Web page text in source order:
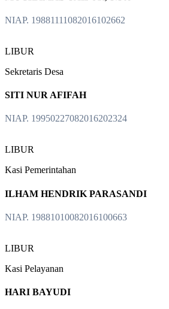
NIAP. 19881111082016102662
LIBUR
Sekretaris Desa
SITI NUR AFIFAH
NIAP. 19950227082016202324
LIBUR
Kasi Pemerintahan
ILHAM HENDRIK PARASANDI
NIAP. 19881010082016100663
LIBUR
Kasi Pelayanan
HARI BAYUDI